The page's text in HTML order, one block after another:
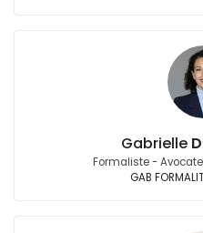
Gabrielle
Formaliste -
GAB